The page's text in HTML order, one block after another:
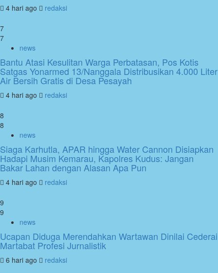
4 hari ago redaksi
7
7
news
Bantu Atasi Kesulitan Warga Perbatasan, Pos Kotis
Satgas Yonarmed 13/Nanggala Distribusikan 4.000 Liter
Air Bersih Gratis di Desa Pesayah
4 hari ago redaksi
8
8
news
Siaga Karhutla, APAR hingga Water Cannon Disiapkan
Hadapi Musim Kemarau, Kapolres Kudus: Jangan
Bakar Lahan dengan Alasan Apa Pun
4 hari ago redaksi
9
9
news
Ucapan Diduga Merendahkan Wartawan Dinilai Cederai
Martabat Profesi Jurnalistik
6 hari ago redaksi